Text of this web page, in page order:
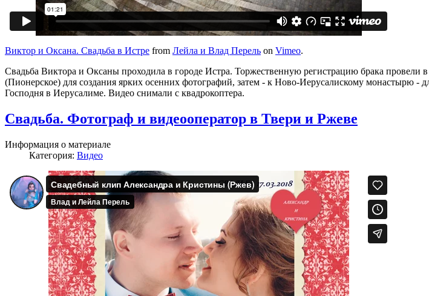
Виктор и Оксана. Свадьба в Истре from Лейла и Влад Перель on Vimeo.
Свадьба Виктора и Оксаны проходила в городе Истра. Торжественную регистрацию брака
(Пионерское) для создания ярких осенних фотографий, затем - к Ново-Иерусалискому монастырю
Господня в Иерусалиме. Видео снимали с квадрокоптера.
Свадьба. Фотограф и видеооператор в Твери и Ржеве
Информация о материале
Категория: Видео